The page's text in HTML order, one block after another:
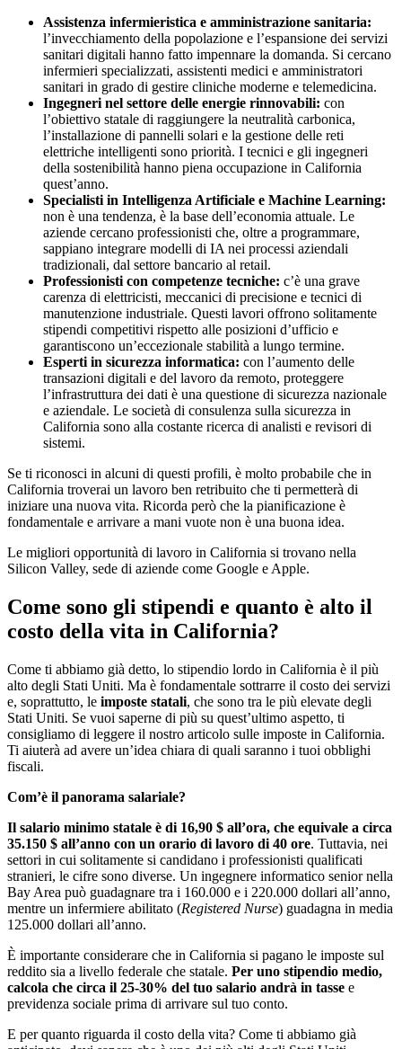
Assistenza infermieristica e amministrazione sanitaria:
l’invecchiamento della popolazione e l’espansione dei servizi
sanitari digitali hanno fatto impennare la domanda. Si cercano
infermieri specializzati, assistenti medici e amministratori
sanitari in grado di gestire cliniche moderne e telemedicina.
Ingegneri nel settore delle energie rinnovabili: con
l’obiettivo statale di raggiungere la neutralità carbonica,
l’installazione di pannelli solari e la gestione delle reti
elettriche intelligenti sono priorità. I tecnici e gli ingegneri
della sostenibilità hanno piena occupazione in California
quest’anno.
Specialisti in Intelligenza Artificiale e Machine Learning:
non è una tendenza, è la base dell’economia attuale. Le
aziende cercano professionisti che, oltre a programmare,
sappiano integrare modelli di IA nei processi aziendali
tradizionali, dal settore bancario al retail.
Professionisti con competenze tecniche: c’è una grave
carenza di elettricisti, meccanici di precisione e tecnici di
manutenzione industriale. Questi lavori offrono solitamente
stipendi competitivi rispetto alle posizioni d’ufficio e
garantiscono un’eccezionale stabilità a lungo termine.
Esperti in sicurezza informatica: con l’aumento delle
transazioni digitali e del lavoro da remoto, proteggere
l’infrastruttura dei dati è una questione di sicurezza nazionale
e aziendale. Le società di consulenza sulla sicurezza in
California sono alla costante ricerca di analisti e revisori di
sistemi.
Se ti riconosci in alcuni di questi profili, è molto probabile che in
California troverai un lavoro ben retribuito che ti permetterà di
iniziare una nuova vita. Ricorda però che la pianificazione è
fondamentale e arrivare a mani vuote non è una buona idea.
Le migliori opportunità di lavoro in California si trovano nella
Silicon Valley, sede di aziende come Google e Apple.
Come sono gli stipendi e quanto è alto il
costo della vita in California?
Come ti abbiamo già detto, lo stipendio lordo in California è il più
alto degli Stati Uniti. Ma è fondamentale sottrarre il costo dei servizi
e, soprattutto, le imposte statali, che sono tra le più elevate degli
Stati Uniti. Se vuoi saperne di più su quest’ultimo aspetto, ti
consigliamo di leggere il nostro articolo sulle imposte in California.
Ti aiuterà ad avere un’idea chiara di quali saranno i tuoi obblighi
fiscali.
Com’è il panorama salariale?
Il salario minimo statale è di 16,90 $ all’ora, che equivale a circa
35.150 $ all’anno con un orario di lavoro di 40 ore. Tuttavia, nei
settori in cui solitamente si candidano i professionisti qualificati
stranieri, le cifre sono diverse. Un ingegnere informatico senior nella
Bay Area può guadagnare tra i 160.000 e i 220.000 dollari all’anno,
mentre un infermiere abilitato (Registered Nurse) guadagna in media
125.000 dollari all’anno.
È importante considerare che in California si pagano le imposte sul
reddito sia a livello federale che statale. Per uno stipendio medio,
calcola che circa il 25-30% del tuo salario andrà in tasse e
previdenza sociale prima di arrivare sul tuo conto.
E per quanto riguarda il costo della vita? Come ti abbiamo già